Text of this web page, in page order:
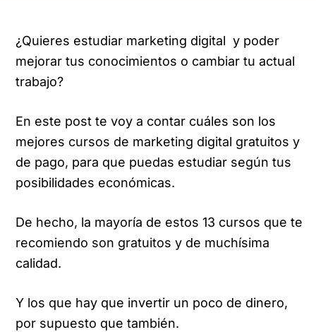
¿Quieres estudiar marketing digital y poder
mejorar tus conocimientos o cambiar tu actual
trabajo?
En este post te voy a contar cuáles son los
mejores cursos de marketing digital gratuitos y
de pago, para que puedas estudiar según tus
posibilidades económicas.
De hecho, la mayoría de estos 13 cursos que te
recomiendo son gratuitos y de muchísima
calidad.
Y los que hay que invertir un poco de dinero,
por supuesto que también.